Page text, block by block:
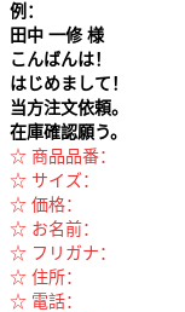
例：
田中 一修 様
こんばんは！
はじめまして！
当方注文依頼。
在庫確認願う。
☆ 商品品番：
☆ サイズ：
☆ 価格：
☆ お名前：
☆ フリガナ：
☆ 住所：
☆ 電話：